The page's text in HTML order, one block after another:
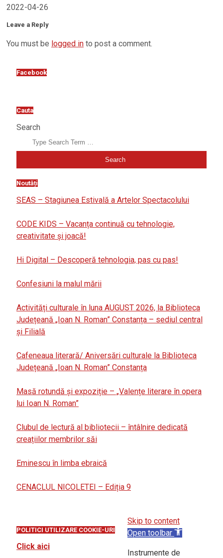
2022-04-26
Leave a Reply
You must be logged in to post a comment.
Facebook
Cauta
Search
Noutăți
SEAS – Stagiunea Estivală a Artelor Spectacolului
CODE KIDS – Vacanța continuă cu tehnologie,
creativitate și joacă!
Hi Digital – Descoperă tehnologia, pas cu pas!
Confesiuni la malul mării
Activități culturale în luna AUGUST 2026, la Biblioteca
Județeană „Ioan N. Roman” Constanța – sediul central
și Filială
Cafeneaua literară/ Aniversări culturale la Biblioteca
Județeană „Ioan N. Roman” Constanța
Masă rotundă și expoziție – „Valențe literare în opera
lui Ioan N. Roman”
Clubul de lectură al bibliotecii – întâlnire dedicată
creațiilor membrilor săi
Eminescu în limba ebraică
CENACLUL NICOLETEI – Ediția 9
POLITICI UTILIZARE COOKIE-URI
Click aici
Skip to content
Open toolbar
Instrumente de